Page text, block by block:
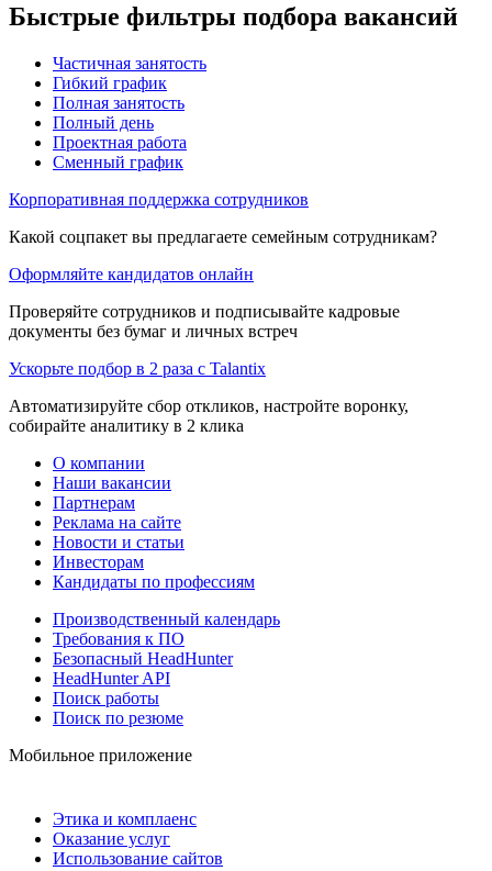
Быстрые фильтры подбора вакансий
Частичная занятость
Гибкий график
Полная занятость
Полный день
Проектная работа
Сменный график
Корпоративная поддержка сотрудников
Какой соцпакет вы предлагаете семейным сотрудникам?
Оформляйте кандидатов онлайн
Проверяйте сотрудников и подписывайте кадровые
документы без бумаг и личных встреч
Ускорьте подбор в 2 раза с Talantix
Автоматизируйте сбор откликов, настройте воронку,
собирайте аналитику в 2 клика
О компании
Наши вакансии
Партнерам
Реклама на сайте
Новости и статьи
Инвесторам
Кандидаты по профессиям
Производственный календарь
Требования к ПО
Безопасный HeadHunter
HeadHunter API
Поиск работы
Поиск по резюме
Мобильное приложение
Этика и комплаенс
Оказание услуг
Использование сайтов